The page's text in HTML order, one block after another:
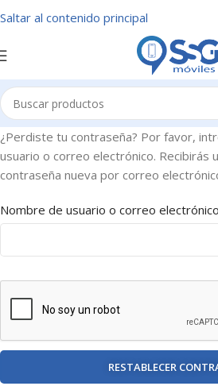
Saltar al contenido principal
¿Perdiste tu contraseña? Por favor,
usuario o correo electrónico. Recibirás
contraseña nueva por correo
Nombre de usuario o correo electrónico
RESTABLECER